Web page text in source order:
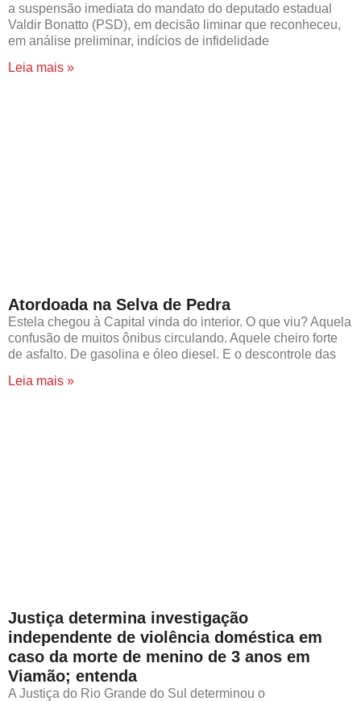
a suspensão imediata do mandato do deputado estadual
Valdir Bonatto (PSD), em decisão liminar que reconheceu,
em análise preliminar, indícios de infidelidade
Leia mais »
Atordoada na Selva de Pedra
Estela chegou à Capital vinda do interior. O que viu? Aquela
confusão de muitos ônibus circulando. Aquele cheiro forte
de asfalto. De gasolina e óleo diesel. E o descontrole das
Leia mais »
Justiça determina investigação
independente de violência doméstica em
caso da morte de menino de 3 anos em
Viamão; entenda
A Justiça do Rio Grande do Sul determinou o